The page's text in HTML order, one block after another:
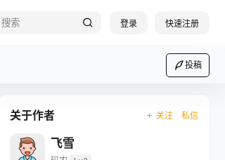
登录 快速注册
投稿
关于作者 关注 私信
飞雪